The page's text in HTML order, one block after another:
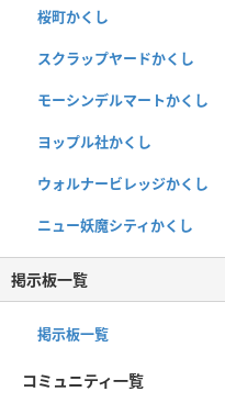
桜町かくし
スクラップヤードかくし
モーシンデルマートかくし
ヨップル社かくし
ウォルナービレッジかくし
ニュー妖魔シティかくし
掲示板一覧
掲示板一覧
コミュニティ一覧